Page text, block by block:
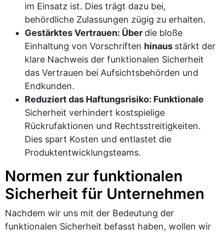
im Einsatz ist. Dies trägt dazu bei,
behördliche Zulassungen zügig zu erhalten.
Gestärktes Vertrauen: Über die bloße
Einhaltung von Vorschriften hinaus stärkt der
klare Nachweis der funktionalen Sicherheit
das Vertrauen bei Aufsichtsbehörden und
Endkunden.
Reduziert das Haftungsrisiko: Funktionale
Sicherheit verhindert kostspielige
Rückrufaktionen und Rechtsstreitigkeiten.
Dies spart Kosten und entlastet die
Produktentwicklungsteams.
Normen zur funktionalen
Sicherheit für Unternehmen
Nachdem wir uns mit der Bedeutung der
funktionalen Sicherheit befasst haben, wollen wir